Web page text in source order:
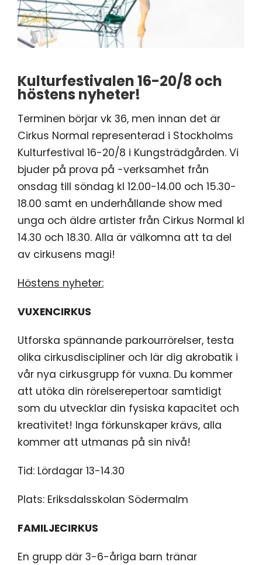
Kulturfestivalen 16-20/8 och
höstens nyheter!
Terminen börjar vk 36, men innan det är
Cirkus Normal representerad i Stockholms
Kulturfestival 16-20/8 i Kungsträdgården. Vi
bjuder på prova på -verksamhet från
onsdag till söndag kl 12.00-14.00 och 15.30-
18.00 samt en underhållande show med
unga och äldre artister från Cirkus Normal kl
14.30 och 18.30. Alla är välkomna att ta del
av cirkusens magi!
Höstens nyheter:
VUXENCIRKUS
Utforska spännande parkourrörelser, testa
olika cirkusdiscipliner och lär dig akrobatik i
vår nya cirkusgrupp för vuxna. Du kommer
att utöka din rörelserepertoar samtidigt
som du utvecklar din fysiska kapacitet och
kreativitet! Inga förkunskaper krävs, alla
kommer att utmanas på sin nivå!
Tid: Lördagar 13-14.30
Plats: Eriksdalsskolan Södermalm
FAMILJECIRKUS
En grupp där 3-6-åriga barn tränar